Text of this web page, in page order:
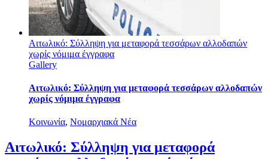
Αιτωλικό: Σύλληψη για μεταφορά τεσσάρων αλλοδαπών
χωρίς νόμιμα έγγραφα
Gallery
Αιτωλικό: Σύλληψη για μεταφορά τεσσάρων αλλοδαπών
χωρίς νόμιμα έγγραφα
Κοινωνία, Νομαρχιακά Νέα
Αιτωλικό: Σύλληψη για μεταφορά